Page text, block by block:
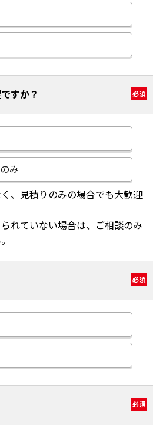
すか？ 必須
み
、見積りのみの場合でも大歓迎
れていない場合は、ご相談のみ
必須
必須